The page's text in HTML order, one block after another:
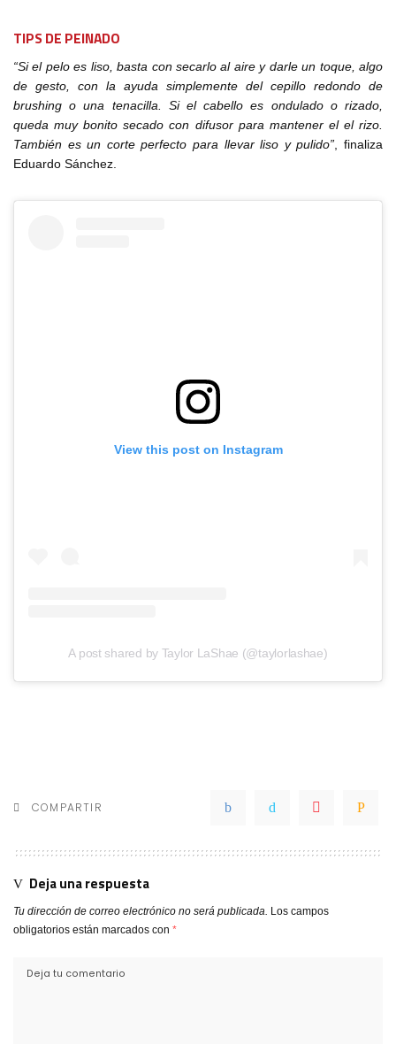
TIPS DE PEINADO
“Si el pelo es liso, basta con secarlo al aire y darle un toque, algo
de gesto, con la ayuda simplemente del cepillo redondo de
brushing o una tenacilla. Si el cabello es ondulado o rizado,
queda muy bonito secado con difusor para mantener el el rizo.
También es un corte perfecto para llevar liso y pulido” , finaliza
Eduardo Sánchez.
View this post on Instagram
A post shared by Taylor LaShae (@taylorlashae)
COMPARTIR
Deja una respuesta
Tu dirección de correo electrónico no será publicada. Los campos
obligatorios están marcados con *